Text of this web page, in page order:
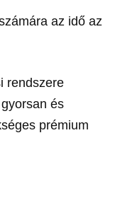
az idő az
rendszere
és
prémium